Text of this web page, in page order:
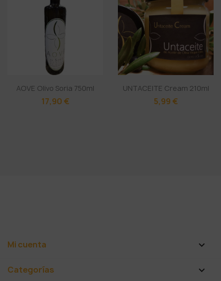
AOVE Olivo Soria 750ml
17,90 €
UNTACEITE Cream 210ml
5,99 €
Mi cuenta 
Categorías 